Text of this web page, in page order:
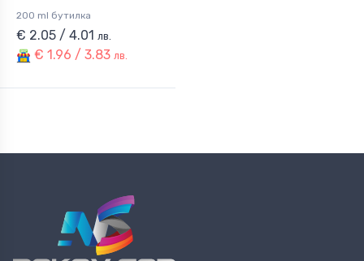
200 ml бутилка
€ 2.05 / 4.01 лв.
€ 1.96 / 3.83 лв.